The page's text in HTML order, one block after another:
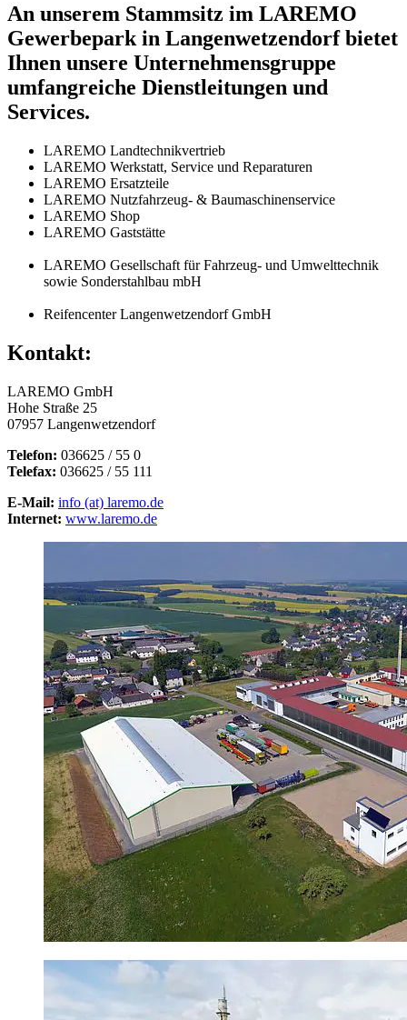
An unserem Stammsitz im LAREMO
Gewerbepark in Langenwetzendorf bietet
Ihnen unsere Unternehmensgruppe
umfangreiche Dienstleitungen und
Services.
LAREMO Landtechnikvertrieb
LAREMO Werkstatt, Service und Reparaturen
LAREMO Ersatzteile
LAREMO Nutzfahrzeug- & Baumaschinenservice
LAREMO Shop
LAREMO Gaststätte
LAREMO Gesellschaft für Fahrzeug- und Umwelttechnik
sowie Sonderstahlbau mbH
Reifencenter Langenwetzendorf GmbH
Kontakt:
LAREMO GmbH
Hohe Straße 25
07957 Langenwetzendorf
Telefon: 036625 / 55 0
Telefax: 036625 / 55 111
E-Mail: info (at) laremo.de
Internet: www.laremo.de